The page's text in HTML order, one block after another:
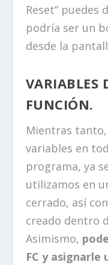
Reset” puedes
podría ser un
desde la
VARIABLES
FUNCIÓN.
Mientras
variables en
programa, ya
utilizamos en
cerrado, así
creado dentro
Asimismo,
FC y asignarle